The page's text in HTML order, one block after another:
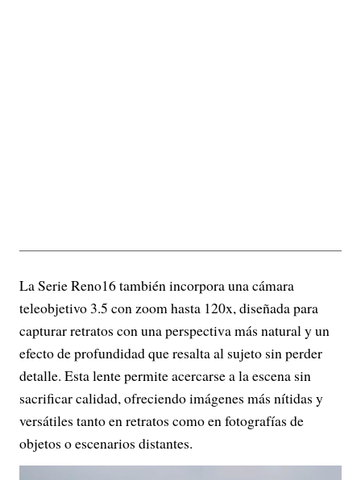
La Serie Reno16 también incorpora una cámara
teleobjetivo 3.5 con zoom hasta 120x, diseñada para
capturar retratos con una perspectiva más natural y un
efecto de profundidad que resalta al sujeto sin perder
detalle. Esta lente permite acercarse a la escena sin
sacrificar calidad, ofreciendo imágenes más nítidas y
versátiles tanto en retratos como en fotografías de
objetos o escenarios distantes.